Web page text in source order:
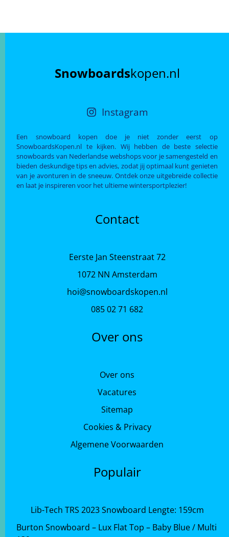
Snowboardskopen.nl
Instagram
Een snowboard kopen doe je niet zonder eerst op
SnowboardsKopen.nl te kijken. Wij hebben de beste selectie
snowboards van Nederlandse webshops voor je samengesteld en
bieden deskundige tips en advies, zodat jij optimaal kunt genieten
van je avonturen in de sneeuw. Ontdek onze uitgebreide collectie
en laat je inspireren voor het ultieme wintersportplezier!
Contact
Eerste Jan Steenstraat 72
1072 NN Amsterdam
hoi@snowboardskopen.nl
085 02 71 682
Over ons
Over ons
Vacatures
Sitemap
Cookies & Privacy
Algemene Voorwaarden
Populair
Lib-Tech TRS 2023 Snowboard Lengte: 159cm
Burton Snowboard – Lux Flat Top – Baby Blue / Multi